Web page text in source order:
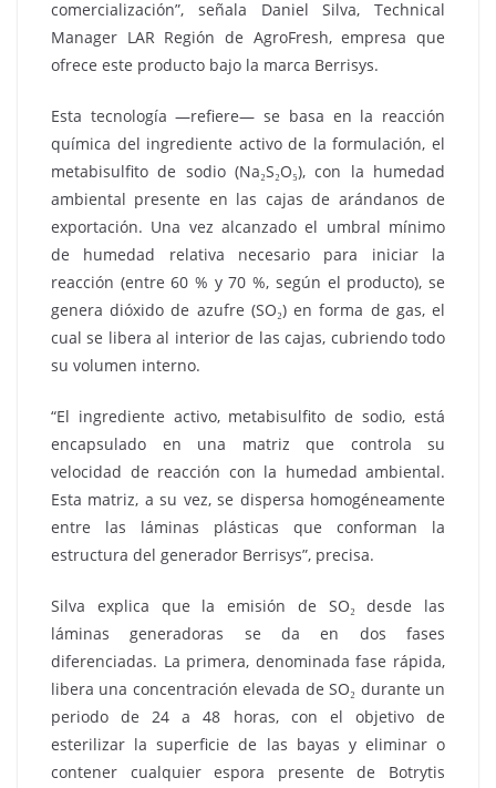
comercialización”, señala Daniel Silva, Technical
Manager LAR Región de AgroFresh, empresa que
ofrece este producto bajo la marca Berrisys.
Esta tecnología —refiere— se basa en la reacción
química del ingrediente activo de la formulación, el
metabisulfito de sodio (Na₂S₂O₅), con la humedad
ambiental presente en las cajas de arándanos de
exportación. Una vez alcanzado el umbral mínimo
de humedad relativa necesario para iniciar la
reacción (entre 60 % y 70 %, según el producto), se
genera dióxido de azufre (SO₂) en forma de gas, el
cual se libera al interior de las cajas, cubriendo todo
su volumen interno.
“El ingrediente activo, metabisulfito de sodio, está
encapsulado en una matriz que controla su
velocidad de reacción con la humedad ambiental.
Esta matriz, a su vez, se dispersa homogéneamente
entre las láminas plásticas que conforman la
estructura del generador Berrisys”, precisa.
Silva explica que la emisión de SO₂ desde las
láminas generadoras se da en dos fases
diferenciadas. La primera, denominada fase rápida,
libera una concentración elevada de SO₂ durante un
periodo de 24 a 48 horas, con el objetivo de
esterilizar la superficie de las bayas y eliminar o
contener cualquier espora presente de Botrytis